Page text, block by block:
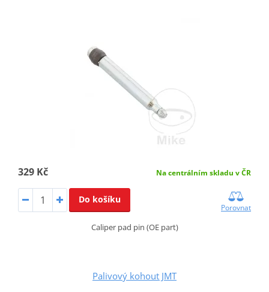
329 Kč Na centrálním skladu v ČR
Do košíku
Porovnat
Caliper pad pin (OE part)
Palivový kohout JMT